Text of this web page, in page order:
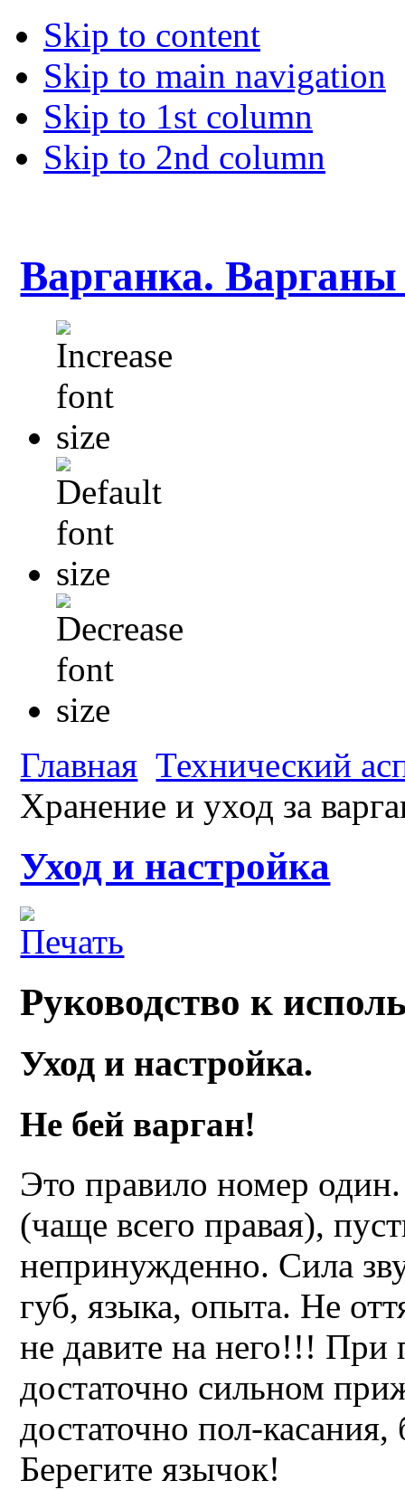
Skip to content
Skip to main navigation
Skip to 1st column
Skip to 2nd column
Варганка. Варганы
Главная Технический
Хранение и уход за
Уход и настройка
Руководство к
Уход и настройка.
Не бей варган!
Это правило номер один.
(чаще всего правая),
непринужденно. Сила
губ, языка, опыта. Не
не давите на него!!! При
достаточно сильном
достаточно пол-
Берегите язычок!